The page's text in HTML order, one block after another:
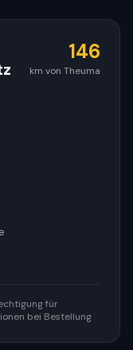
146
km von Theuma
für
bei Bestellung